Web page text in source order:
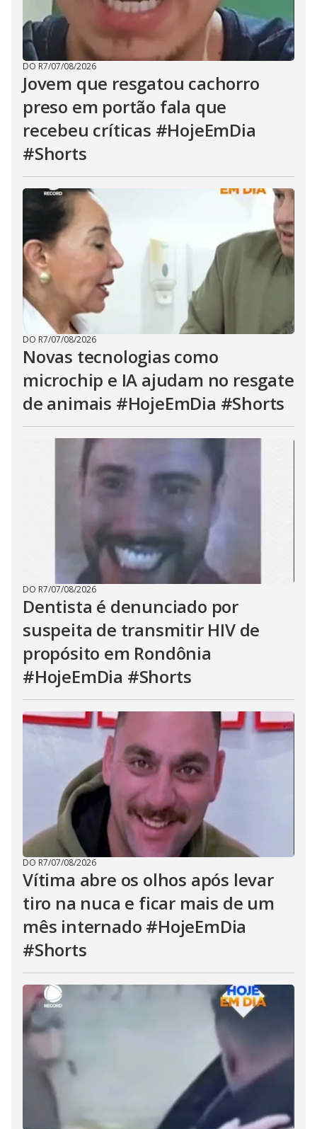
DO R7/07/08/2026
Jovem que resgatou cachorro
preso em portão fala que
recebeu críticas #HojeEmDia
#Shorts
DO R7/07/08/2026
Novas tecnologias como
microchip e IA ajudam no resgate
de animais #HojeEmDia #Shorts
DO R7/07/08/2026
Dentista é denunciado por
suspeita de transmitir HIV de
propósito em Rondônia
#HojeEmDia #Shorts
DO R7/07/08/2026
Vítima abre os olhos após levar
tiro na nuca e ficar mais de um
mês internado #HojeEmDia
#Shorts